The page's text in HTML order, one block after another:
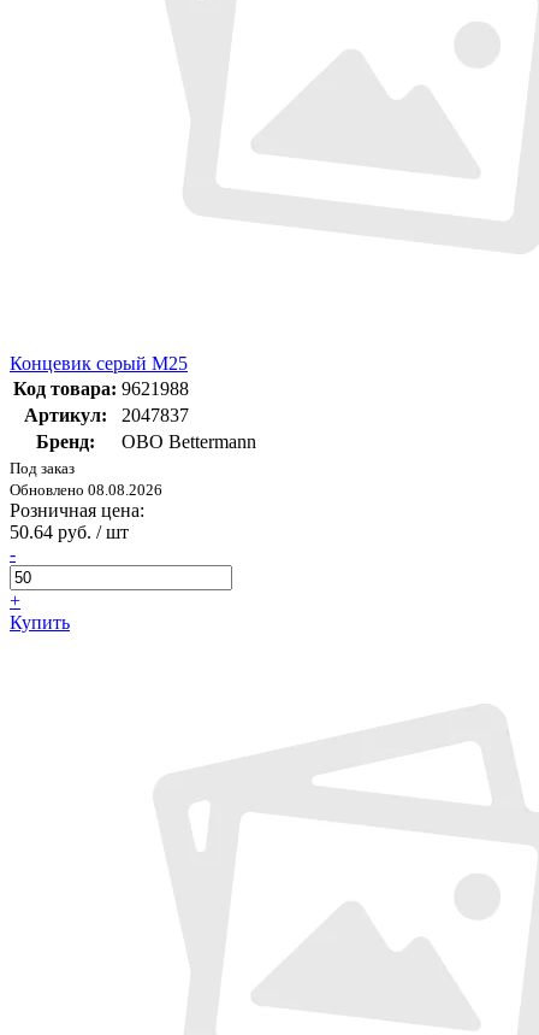
Концевик серый M25
Код товара: 9621988
Артикул:
2047837
Бренд:
OBO Bettermann
Под заказ
Обновлено 08.08.2026
Розничная цена:
50.64 руб. / шт
-
+
Купить